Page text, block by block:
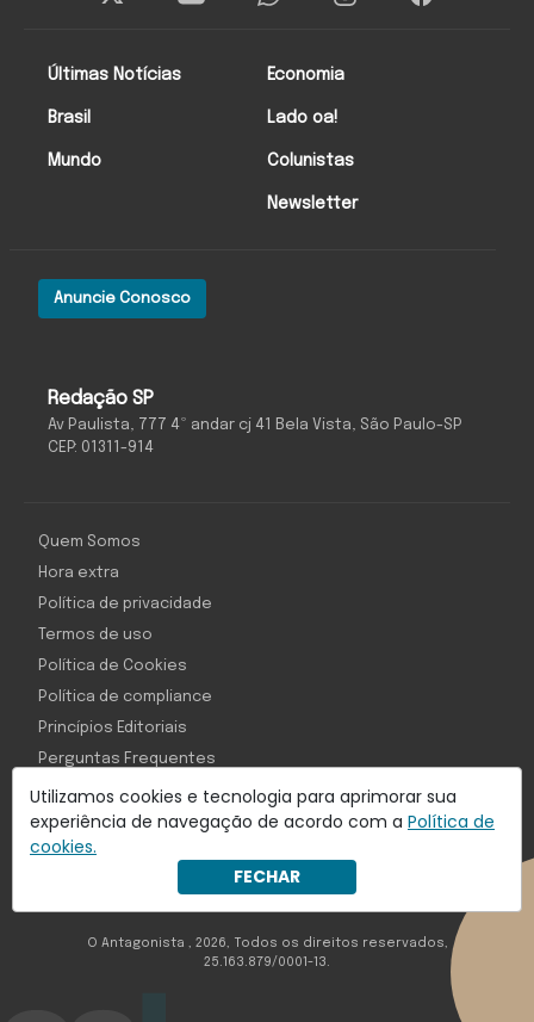
Utilizamos cookies e tecnologia para aprimorar sua
experiência de navegação de acordo com a Política de
cookies.
FECHAR
Redação SP
Av Paulista, 777 4º andar cj 41 Bela Vista, São Paulo-SP
CEP: 01311-914
Anuncie Conosco
Últimas Notícias
Brasil
Mundo
Economia
Lado oa!
Colunistas
Newsletter
Com inteligência e tecnologia:
Object1ve - Marketing Solution
Quem Somos
Hora extra
Política de privacidade
Termos de uso
Política de Cookies
Política de compliance
Princípios Editoriais
Perguntas Frequentes
O Antagonista , 2026, Todos os direitos reservados,
25.163.879/0001-13.